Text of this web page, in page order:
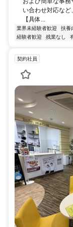
い合わせ対応など
【具体...
業界未経験者歓迎 扶養
経験者歓迎
残業なし
契約社員